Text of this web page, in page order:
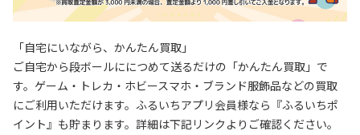
「自宅にいながら、かんたん買取」
ご自宅から段ボールににつめて送るだけの「かんたん買取」で
す。ゲーム・トレカ・ホビースマホ・ブランド服飾品などの買取
にご利用いただけます。ふるいちアプリ会員様なら『ふるいちポ
イント』も貯まります。詳細は下記リンクよりご確認ください。